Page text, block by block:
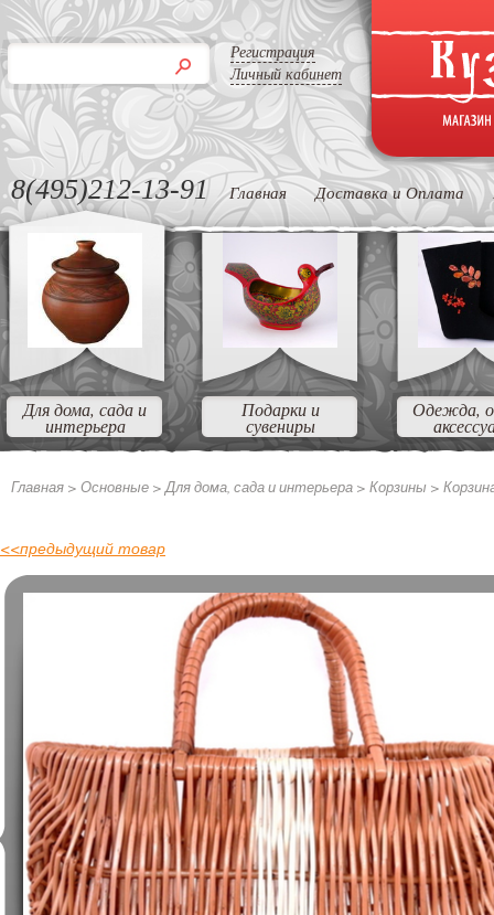
Регистрация
Личный кабинет
8(495)212-13-91 Главная Доставка и Оплата
Для дома, сада и
интерьера
Подарки и
сувениры
Одежда,
Главная > Основные >Для дома, сада и интерьера > Корзины >
<<предыдущий товар